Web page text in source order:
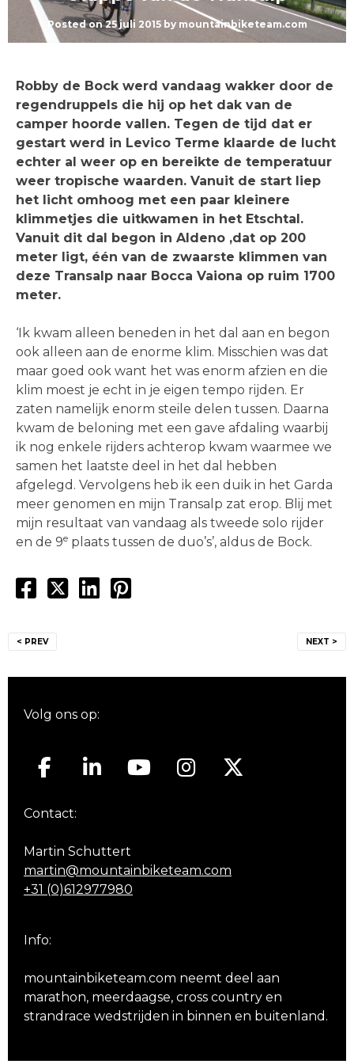
Posted on25 juli 2015by mountainbiketeam.com
Robby de Bock werd vandaag wakker door de
regendruppels die hij op het dak van de
camper hoorde vallen. Tegen de tijd dat er
gestart werd in Levico Terme klaarde de lucht
echter al weer op en bereikte de temperatuur
weer tropische waarden. Vanuit de start liep
het licht omhoog met een paar kleinere
klimmetjes die uitkwamen in het Etschtal.
Vanuit dit dal begon in Aldeno ,dat op 200
meter ligt, één van de zwaarste klimmen van
deze Transalp naar Bocca Vaiona op ruim 1700
meter.
‘Ik kwam alleen beneden in het dal aan en begon
ook alleen aan de enorme klim. Misschien was dat
maar goed ook want het was enorm afzien en die
klim moest je echt in je eigen tempo rijden. Er
zaten namelijk enorm steile delen tussen. Daarna
kwam de beloning met een gave afdaling waarbij
ik nog enkele rijders achterop kwam waarmee we
samen het laatste deel in het dal hebben
afgelegd. Vervolgens heb ik een duik in het Garda
meer genomen en mijn Transalp zat erop. Blij met
mijn resultaat van vandaag als tweede solo rijder
en de 9e plaats tussen de duo’s’, aldus de Bock.
navigatie
< PREV NEXT >
Volg ons op:
Contact:
Martin Schuttert
martin@mountainbiketeam.com
+31 (0)612977980
Info:
mountainbiketeam.com neemt deel aan
marathon, meerdaagse, cross country en
strandrace wedstrijden in binnen en buitenland.